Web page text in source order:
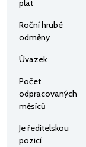
plat
Roční hrubé
odměny
Úvazek
Počet
odpracovaných
měsíců
Je ředitelskou
pozicí